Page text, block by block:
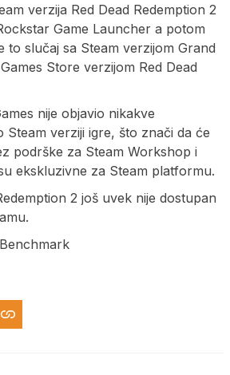
verzija Red Dead Redemption 2
Game Launcher a potom
to slučaj sa Steam verzijom Grand
Store verzijom Red Dead
nije objavio nikakve
Steam verziji igre, što znači da će
podrške za Steam Workshop i
ekskluzivne za Steam platformu.
2 još uvek nije dostupan